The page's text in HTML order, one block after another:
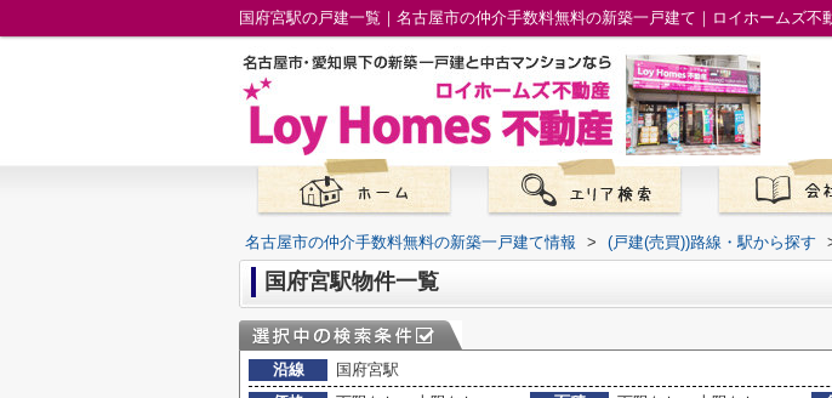
国府宮駅の戸建一覧｜名古屋市の仲介手数料無料の新築一戸建て｜ロイホームズ不
名古屋市の仲介手数料無料の新築一戸建て情報 > (戸建(売買))路線・駅から探す
国府宮駅物件一覧
沿線
国府宮駅